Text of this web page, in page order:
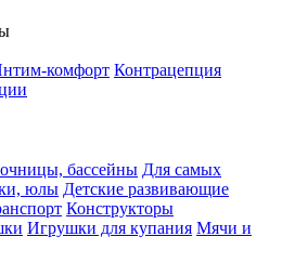
комфорт Контрацепция
бассейны Для самых
юлы Детские развивающие
Конструкторы
Игрушки для купания Мячи и